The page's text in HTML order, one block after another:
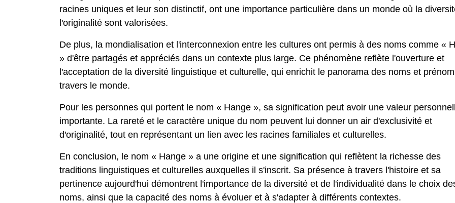
racines uniques et leur son distinctif, ont une importance particulière dans un monde où la
l'originalité sont valorisées.
De plus, la mondialisation et l'interconnexion entre les cultures ont permis à des noms comme «
» d'être partagés et appréciés dans un contexte plus large. Ce phénomène reflète l'ouverture et
l'acceptation de la diversité linguistique et culturelle, qui enrichit le panorama des noms et
travers le monde.
Pour les personnes qui portent le nom « Hange », sa signification peut avoir une valeur
importante. La rareté et le caractère unique du nom peuvent lui donner un air d'exclusivité et
d'originalité, tout en représentant un lien avec les racines familiales et culturelles.
En conclusion, le nom « Hange » a une origine et une signification qui reflètent la richesse des
traditions linguistiques et culturelles auxquelles il s'inscrit. Sa présence à travers l'histoire et sa
pertinence aujourd'hui démontrent l'importance de la diversité et de l'individualité dans le choix
noms, ainsi que la capacité des noms à évoluer et à s'adapter à différents contextes.